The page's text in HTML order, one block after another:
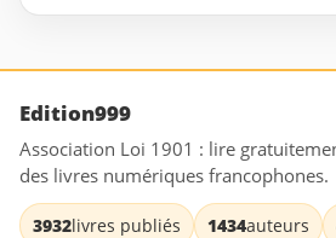
Edition999
Association Loi 1901 : lire
des livres numériques francophones.
3932livres publiés 1434auteurs